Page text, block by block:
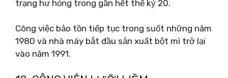
trạng hư hỏng trong gần hết thế kỷ 20.
Công việc bảo tồn tiếp tục trong suốt những năm
1980 và nhà máy bắt đầu sản xuất bột mì trở lại
vào năm 1991.